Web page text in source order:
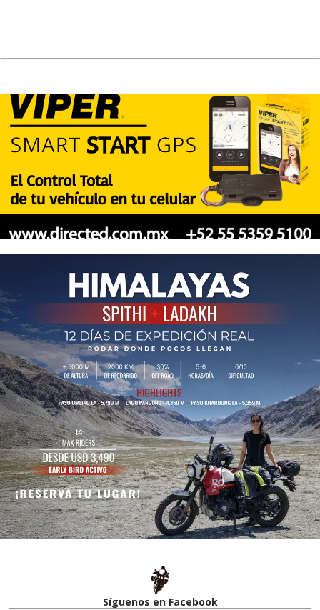
Síguenos en Facebook